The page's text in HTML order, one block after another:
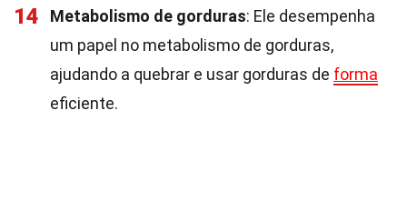
14 Metabolismo de gorduras: Ele desempenha
um papel no metabolismo de gorduras,
ajudando a quebrar e usar gorduras de forma
eficiente.